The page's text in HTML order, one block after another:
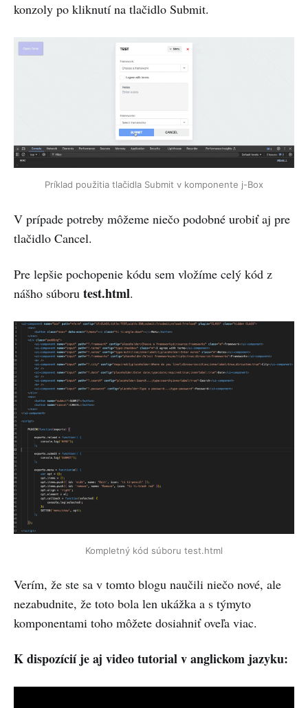
konzoly po kliknutí na tlačidlo Submit.
Príklad použitia tlačidla Submit v komponente j-Box
V prípade potreby môžeme niečo podobné urobiť aj pre
tlačidlo Cancel.
Pre lepšie pochopenie kódu sem vložíme celý kód z
nášho súboru test.html.
Kompletný kód súboru test.html
Verím, že ste sa v tomto blogu naučili niečo nové, ale
nezabudnite, že toto bola len ukážka a s týmyto
komponentami toho môžete dosiahniť oveľa viac.
K dispozícií je aj video tutorial v anglickom jazyku: